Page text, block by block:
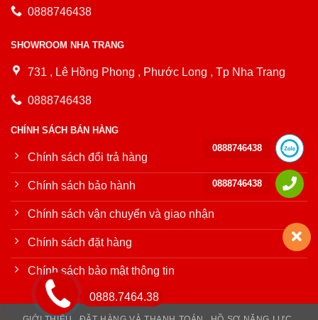
0888746438
SHOWROOM NHA TRANG
731 , Lê Hồng Phong , Phước Long , Tp Nha Trang
0888746438
CHÍNH SÁCH BÁN HÀNG
Chính sách đổi trả hàng
Chính sách bảo hành
Chính sách vận chuyển và giao nhận
Chính sách đặt hàng
Chính sách bảo mật thông tin
0888.7464.38
0888746438
0888746438